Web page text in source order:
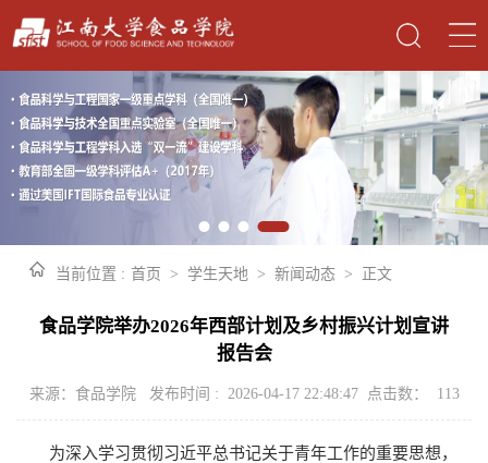
当前位置 : 首页 > 学生天地 > 新闻动态 > 正文
食品学院举办2026年西部计划及乡村振兴计划宣讲
报告会
来源：食品学院 发布时间 : 2026-04-17 22:48:47 点击数： 113
为深入学习贯彻习近平总书记关于青年工作的重要思想，